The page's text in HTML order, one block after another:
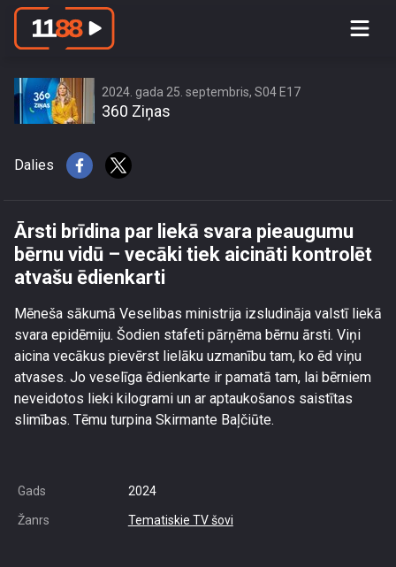
Ārsti brīdina par liekā svara
aicināti kontrolēt atvašu ēdienkarti
2024. gada 25. septembris, S04 E17
360 Ziņas
Dalies
Ārsti brīdina par liekā svara pieaugumu
bērnu vidū – vecāki tiek aicināti kontrolēt
atvašu ēdienkarti
Mēneša sākumā Veselibas ministrija izsludināja valstī liekā
svara epidēmiju. Šodien stafeti pārņēma bērnu ārsti. Viņi
aicina vecākus pievērst lielāku uzmanību tam, ko ēd viņu
atvases. Jo veselīga ēdienkarte ir pamatā tam, lai bērniem
neveidotos lieki kilogrami un ar aptaukošanos saistītas
slimības. Tēmu turpina Skirmante Baļčiūte.
Gads 2024
Žanrs Tematiskie TV šovi